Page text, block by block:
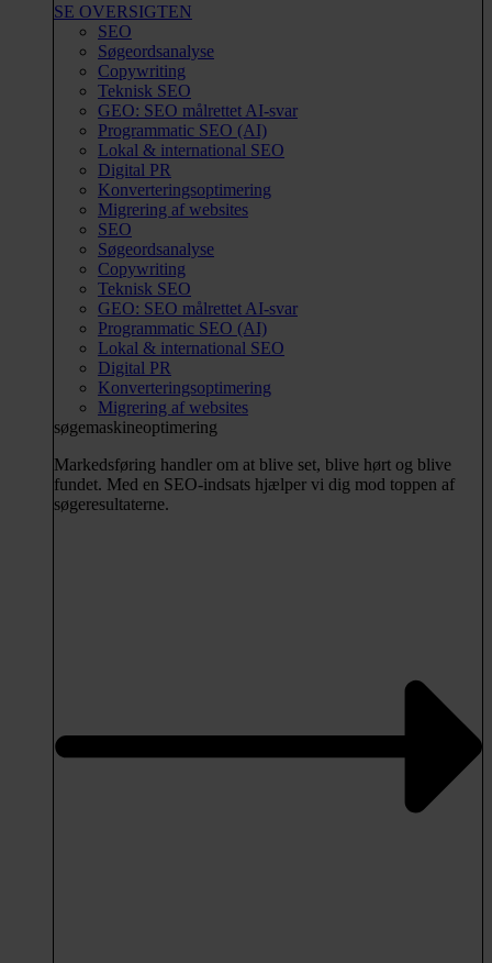
SE OVERSIGTEN
SEO
Søgeordsanalyse
Copywriting
Teknisk SEO
GEO: SEO målrettet AI-svar
Programmatic SEO (AI)
Lokal & international SEO
Digital PR
Konverteringsoptimering
Migrering af websites
SEO
Søgeordsanalyse
Copywriting
Teknisk SEO
GEO: SEO målrettet AI-svar
Programmatic SEO (AI)
Lokal & international SEO
Digital PR
Konverteringsoptimering
Migrering af websites
søgemaskineoptimering
Markedsføring handler om at blive set, blive hørt og blive
fundet. Med en SEO-indsats hjælper vi dig mod toppen af
søgeresultaterne.